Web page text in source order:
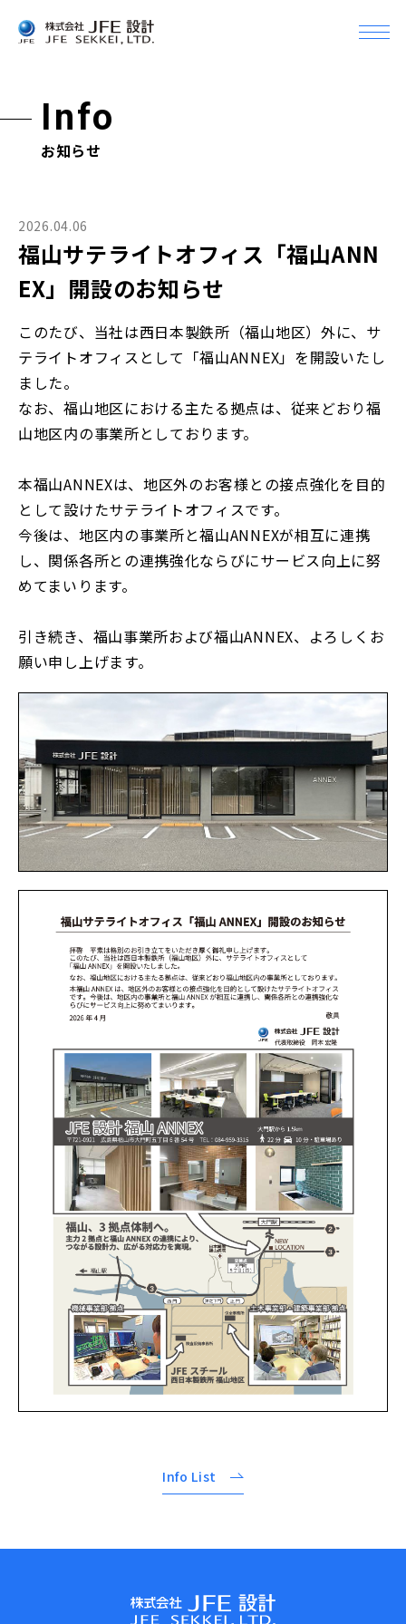
メ
企業情報Top
組織
アクセス・事業所一覧
グループ会社
JFEグループとの関係
Business
事業案内Top
土木設計
建築設計＆デザイン
CM（コンストラクション・マネジメント）
Topics
Info
Recruit
採用情報
採用情報Top
プロジェクトストーリー
社員インタビュー
誰もが働きやすい環境を
Contact
お問い合わせ
Info
お知らせ
2026.04.06
福山サテライトオフィス「福山ANN
EX」開設のお知らせ
このたび、当社は西日本製鉄所（福山地区）外に、サ
テライトオフィスとして「福山ANNEX」を開設いたし
ました。
なお、福山地区における主たる拠点は、従来どおり福
山地区内の事業所としております。
本福山ANNEXは、地区外のお客様との接点強化を目的
として設けたサテライトオフィスです。
今後は、地区内の事業所と福山ANNEXが相互に連携
し、関係各所との連携強化ならびにサービス向上に努
めてまいります。
引き続き、福山事業所および福山ANNEX、よろしくお
願い申し上げます。
Info List